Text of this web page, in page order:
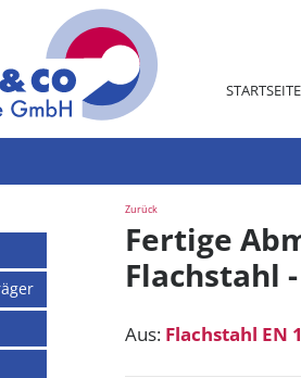
STARTSEITE
Zurück
Fertige
Flachstahl
Aus: Flachstahl EN